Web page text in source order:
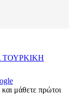
ΤΟΥΡΚΙΚΗ
και μάθετε πρώτοι